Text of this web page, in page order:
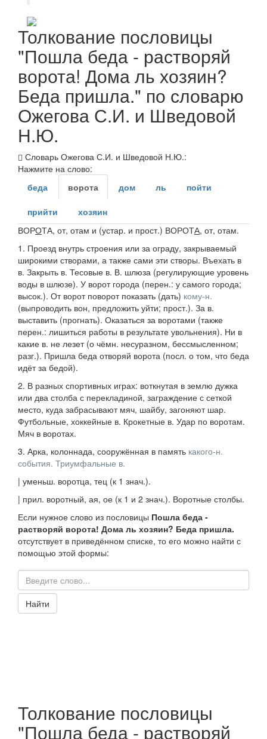
Толкование пословицы
"Пошла беда - растворяй
ворота! Дома ль хозяин?
Беда пришла." по словарю
Ожегова С.И. и Шведовой
Н.Ю.
Словарь Ожегова С.И. и Шведовой Н.Ю.:
Нажмите на слово:
беда
ворота дом ль пойти
прийти
хозяин
ВОРОТА, от, отам и (устар. и прост.) ВОРОТА, от, отам.
1. Проезд внутрь строения или за ограду, закрываемый
широкими створами, а также сами эти створы. Въехать в
в. Закрыть в. Тесовые в. В. шлюза (регулирующие уровень
воды в шлюзе). У ворот города (перен.: у самого города;
высок.). От ворот поворот показать (дать) кому-н.
(выпроводить вон, предложить уйти; прост.). За в.
выставить (прогнать). Оказаться за воротами (также
перен.: лишиться работы в результате увольнения). Ни в
какие в. не лезет (о чёмн. несуразном, бессмысленном;
разг.). Пришла беда отворяй ворота (посл. о том, что беда
идёт за бедой).
2. В разных спортивных играх: воткнутая в землю дужка
или два столба с перекладиной, заграждение с сеткой
место, куда забрасывают мяч, шайбу, загоняют шар.
Футбольные, хоккейные в. Крокетные в. Удар по воротам.
Мяч в воротах.
3. Арка, колоннада, сооружённая в память какого-н.
события. Триумфальные в.
| уменьш. воротца, тец (к 1 знач.).
| прил. воротный, ая, ое (к 1 и 2 знач.). Воротные столбы.
Если нужное слово из пословицы Пошла беда -
растворяй ворота! Дома ль хозяин? Беда пришла.
отсутствует в приведённом списке, то его можно найти с
помощью этой формы:
Найти
Толкование пословицы
"Пошла беда - растворяй